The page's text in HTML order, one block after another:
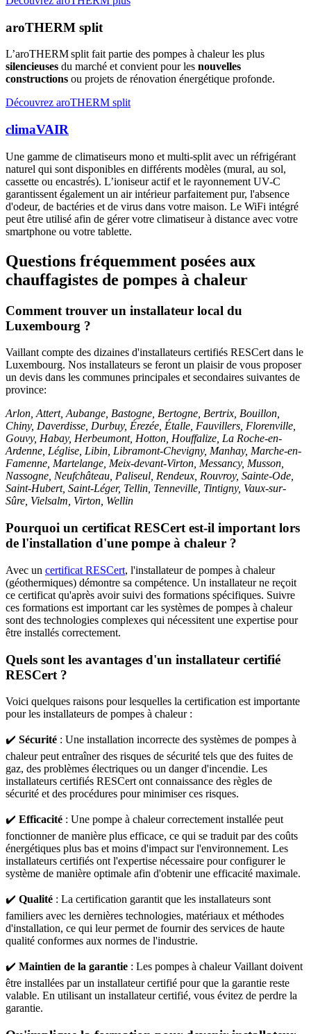
aroTHERM split
L’aroTHERM split fait partie des pompes à chaleur les plus
silencieuses du marché et convient pour les nouvelles
constructions ou projets de rénovation énergétique profonde.
Découvrez aroTHERM split
climaVAIR
Une gamme de climatiseurs mono et multi-split avec un réfrigérant
naturel qui sont disponibles en différents modèles (mural, au sol,
cassette ou encastrés). L’ioniseur actif et le rayonnement UV-C
garantissent également un air intérieur parfaitement pur, l'absence
d'odeur, de bactéries et de virus dans votre maison. Le WiFi intégré
peut être utilisé afin de gérer votre climatiseur à distance avec votre
smartphone ou votre tablette.
Questions fréquemment posées aux
chauffagistes de pompes à chaleur
Comment trouver un installateur local du
Luxembourg ?
Vaillant compte des dizaines d'installateurs certifiés RESCert dans le
Luxembourg. Nos installateurs se feront un plaisir de vous proposer
un devis dans les communes principales et secondaires suivantes de
province:
Arlon, Attert, Aubange, Bastogne, Bertogne, Bertrix, Bouillon,
Chiny, Daverdisse, Durbuy, Érezée, Étalle, Fauvillers, Florenville,
Gouvy, Habay, Herbeumont, Hotton, Houffalize, La Roche-en-
Ardenne, Léglise, Libin, Libramont-Chevigny, Manhay, Marche-en-
Famenne, Martelange, Meix-devant-Virton, Messancy, Musson,
Nassogne, Neufchâteau, Paliseul, Rendeux, Rouvroy, Sainte-Ode,
Saint-Hubert, Saint-Léger, Tellin, Tenneville, Tintigny, Vaux-sur-
Sûre, Vielsalm, Virton, Wellin
Pourquoi un certificat RESCert est-il important lors
de l'installation d'une pompe à chaleur ?
Avec un certificat RESCert, l'installateur de pompes à chaleur
(géothermiques) démontre sa compétence. Un installateur ne reçoit
ce certificat qu'après avoir suivi des formations spécifiques. Suivre
ces formations est important car les systèmes de pompes à chaleur
sont des technologies complexes qui nécessitent une expertise pour
être installés correctement.
Quels sont les avantages d'un installateur certifié
RESCert ?
Voici quelques raisons pour lesquelles la certification est importante
pour les installateurs de pompes à chaleur :
✔️ Sécurité : Une installation incorrecte des systèmes de pompes à
chaleur peut entraîner des risques de sécurité tels que des fuites de
gaz, des problèmes électriques ou un danger d'incendie. Les
installateurs certifiés RESCert ont connaissance des règles de
sécurité et des procédures pour minimiser ces risques.
✔️ Efficacité : Une pompe à chaleur correctement installée peut
fonctionner de manière plus efficace, ce qui se traduit par des coûts
énergétiques plus bas et moins d'impact sur l'environnement. Les
installateurs certifiés ont l'expertise nécessaire pour configurer le
système de manière optimale afin d'obtenir une efficacité maximale.
✔️ Qualité : La certification garantit que les installateurs sont
familiers avec les dernières technologies, matériaux et méthodes
d'installation, ce qui leur permet de fournir des services de haute
qualité conformes aux normes de l'industrie.
✔️ Maintien de la garantie : Les pompes à chaleur Vaillant doivent
être installées par un installateur certifié pour que la garantie reste
valable. En utilisant un installateur certifié, vous évitez de perdre la
garantie.